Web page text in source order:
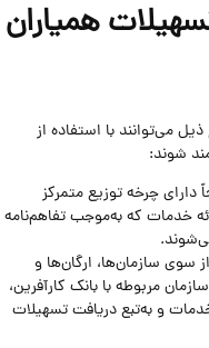
همیاران
با استفاده از
چرخه توزیع متمرکز
خدمات که به‌موجب تفاهم‌نامه
سازمان‌ها، ارگان‌ها و
مربوطه با بانک کارآفرین،
و به‌تبع دریافت تسهیلات